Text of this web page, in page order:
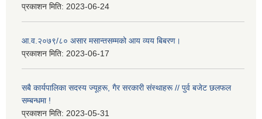
प्रकाशन मिति: 2023-06-24
आ.व.२०७९/८० असार मसान्तसम्मको आय व्यय बिबरण।
प्रकाशन मिति: 2023-06-17
सबै कार्यपालिका सदस्य ज्यूहरू, गैर सरकारी संस्थाहरू // पुर्व बजेट छलफल
सम्बन्धमा !
प्रकाशन मिति: 2023-05-31